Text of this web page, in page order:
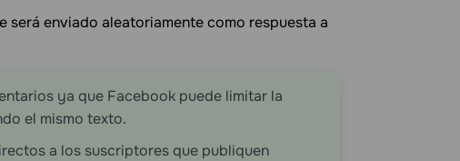
será enviado aleatoriamente como respuesta a
ya que Facebook puede limitar la
el mismo texto.
a los suscriptores que publiquen